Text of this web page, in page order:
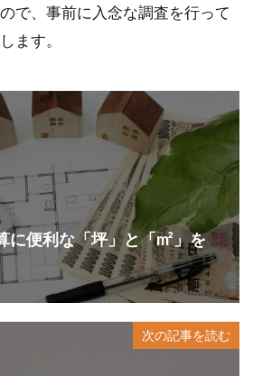
で、事前に入念な調査を行って
ます。
に便利な「坪」と「m²」を
次の記事を読む